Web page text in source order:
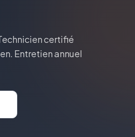
certifié
. Entretien annuel